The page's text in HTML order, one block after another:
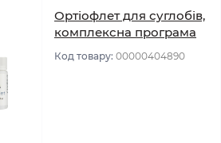
Ортіофлет для суглобів,
комплексна програма
Код товару: 00000404890